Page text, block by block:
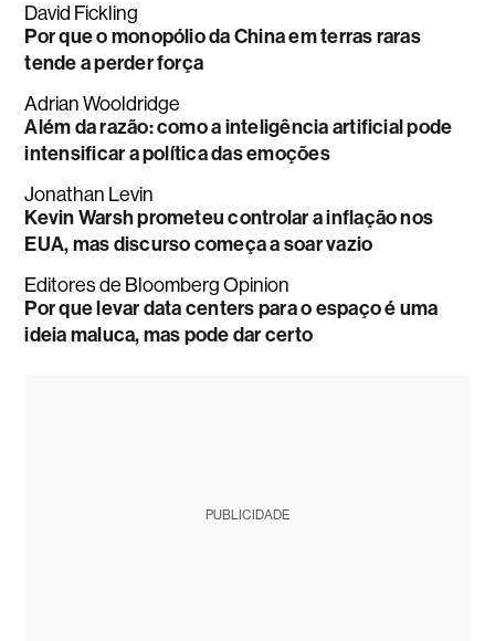
David Fickling
Por que o monopólio da China em terras raras
tende a perder força
Adrian Wooldridge
Além da razão: como a inteligência artificial pode
intensificar a política das emoções
Jonathan Levin
Kevin Warsh prometeu controlar a inflação nos
EUA, mas discurso começa a soar vazio
Editores de Bloomberg Opinion
Por que levar data centers para o espaço é uma
ideia maluca, mas pode dar certo
PUBLICIDADE